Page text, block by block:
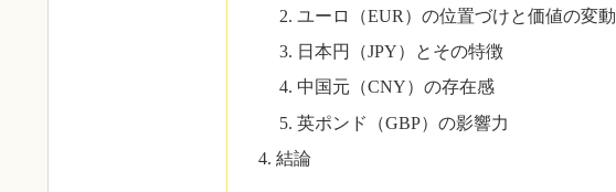
ユーロ（EUR）の位置づけと価値の変動
日本円（JPY）とその特徴
中国元（CNY）の存在感
英ポンド（GBP）の影響力
結論